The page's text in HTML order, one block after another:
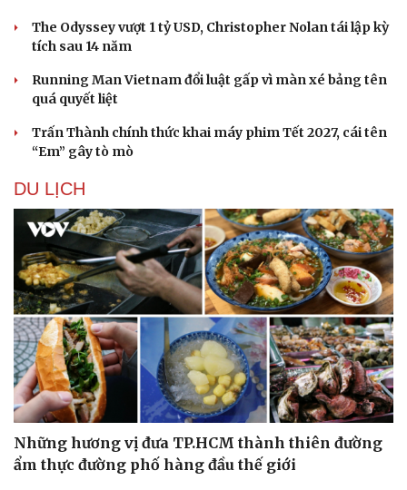
The Odyssey vượt 1 tỷ USD, Christopher Nolan tái lập kỳ
tích sau 14 năm
Running Man Vietnam đổi luật gấp vì màn xé bảng tên
quá quyết liệt
Trấn Thành chính thức khai máy phim Tết 2027, cái tên
“Em” gây tò mò
DU LỊCH
Những hương vị đưa TP.HCM thành thiên đường
ẩm thực đường phố hàng đầu thế giới